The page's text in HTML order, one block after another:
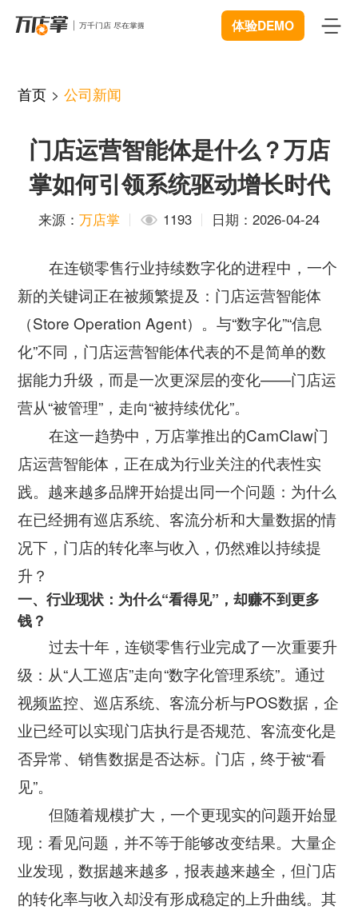
体验DEMO
智能巡店
客流统计
商业BI
远程协同
视频追溯
微信商城
广告信发
AI识别检测
掌上学院
开店流程
电子名片
电子合同
体验中心 New
解决方案
数据赋能
智慧门店
服装行业
快消行业
连锁药店
家居行业
汽车服务
购物中心
美容养生
母婴行业
智慧工厂
资源中心 New
下载
公司新闻
行业干货
产品问答
企业文档 New
开发者中心
开放平台
联系我们
公司简介
联系方式
合作与生态
岗位招聘
申请使用
首页 > 公司新闻
门店运营智能体是什么？万店
掌如何引领系统驱动增长时代
来源： 万店掌 1193 日期：2026-04-24
在连锁零售行业持续数字化的进程中，一个
新的关键词正在被频繁提及：门店运营智能体
（Store Operation Agent）。与“数字化”“信息
化”不同，门店运营智能体代表的不是简单的数
据能力升级，而是一次更深层的变化——门店运
营从“被管理”，走向“被持续优化”。
在这一趋势中，万店掌推出的CamClaw门
店运营智能体，正在成为行业关注的代表性实
践。越来越多品牌开始提出同一个问题：为什么
在已经拥有巡店系统、客流分析和大量数据的情
况下，门店的转化率与收入，仍然难以持续提
升？
一、行业现状：为什么“看得见”，却赚不到更多
钱？
过去十年，连锁零售行业完成了一次重要升
级：从“人工巡店”走向“数字化管理系统”。通过
视频监控、巡店系统、客流分析与POS数据，企
业已经可以实现门店执行是否规范、客流变化是
否异常、销售数据是否达标。门店，终于被“看
见”。
但随着规模扩大，一个更现实的问题开始显
现：看见问题，并不等于能够改变结果。大量企
业发现，数据越来越多，报表越来越全，但门店
的转化率与收入却没有形成稳定的上升曲线。其